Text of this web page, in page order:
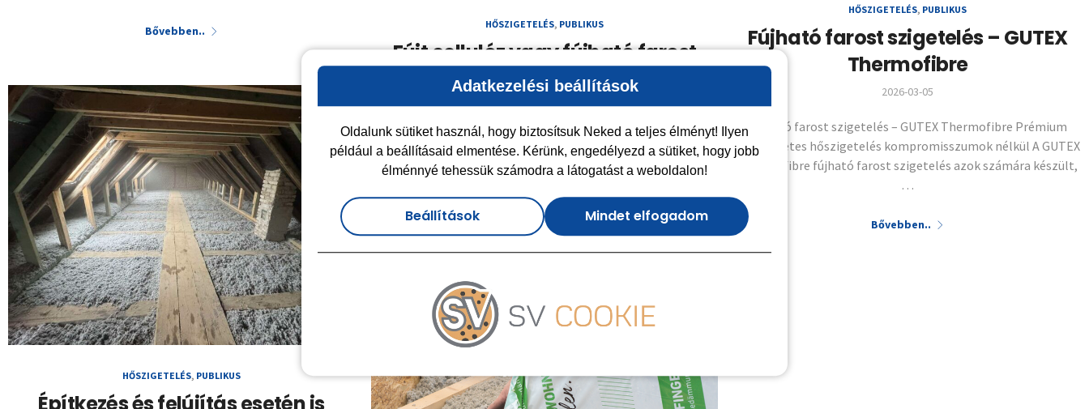
Bővebben.. HŐSZIGETELÉS, PUBLIKUS
Fújt cellulóz vagy fújható farost
szigetelés
2026-04-13
Fújt cellulóz vagy fújható farost szigetelés? Segítünk
megtalálni az Ön számára legjobb megoldást A megfelelő
hőszigetelés kiválasztása hosszú évekre meghatározza…
Bővebben..
HŐSZIGETELÉS, PUBLIKUS
Fújható farost szigetelés – GUTEX
Thermofibre
2026-03-05
Fújható farost szigetelés – GUTEX Thermofibre Prémium
természetes hőszigetelés kompromisszumok nélkül A GUTEX
Thermofibre fújható farost szigetelés azok számára készült,
…
Bővebben..
HŐSZIGETELÉS, PUBLIKUS
Építkezés és felújítás esetén is
Adatkezelési beállítások
Oldalunk sütiket használ, hogy biztosítsuk Neked a teljes élményt! Ilyen
például a beállításaid elmentése. Kérünk, engedélyezd a sütiket, hogy jobb
élménnyé tehessük számodra a látogatást a weboldalon!
Beállítások Mindet elfogadom